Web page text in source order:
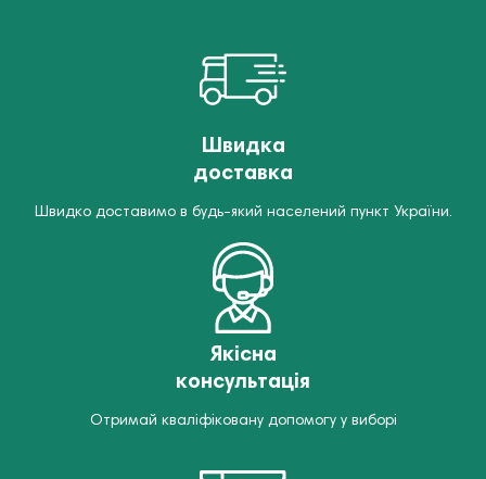
Швидка
доставка
Швидко доставимо в будь-який населений пункт України.
Якісна
консультація
Отримай кваліфіковану допомогу у виборі